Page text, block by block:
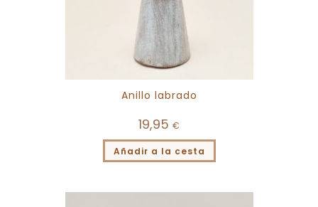
Anillo labrado
19,95 €
Añadir a la cesta